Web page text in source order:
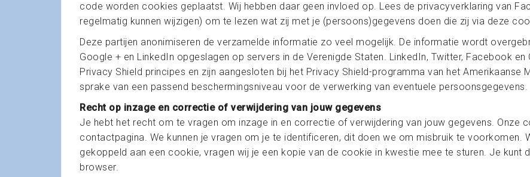
code worden cookies geplaatst. Wij hebben daar geen invloed op. Lees de privacyverklaring van
regelmatig kunnen wijzigen) om te lezen wat zij met je (persoons)gegevens doen die zij via deze
Deze partijen anonimiseren de verzamelde informatie zo veel mogelijk. De informatie wordt
Google + en LinkedIn opgeslagen op servers in de Verenigde Staten. LinkedIn, Twitter, Facebook
Privacy Shield principes en zijn aangesloten bij het Privacy Shield-programma van het Amerikaanse
sprake van een passend beschermingsniveau voor de verwerking van eventuele persoonsgegevens.
Recht op inzage en correctie of verwijdering van jouw gegevens
Je hebt het recht om te vragen om inzage in en correctie of verwijdering van jouw gegevens. Onze
contactpagina. We kunnen je vragen om je te identificeren, dit doen we om misbruik te voorkomen.
gekoppeld aan een cookie, vragen wij je een kopie van de cookie in kwestie mee te sturen. Je kunt
browser.